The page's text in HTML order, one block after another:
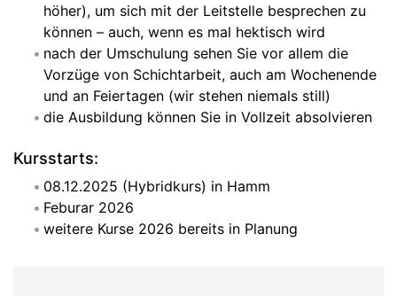
höher), um sich mit der Leitstelle besprechen zu
können – auch, wenn es mal hektisch wird
nach der Umschulung sehen Sie vor allem die
Vorzüge von Schichtarbeit, auch am Wochenende
und an Feiertagen (wir stehen niemals still)
die Ausbildung können Sie in Vollzeit absolvieren
Kursstarts:
08.12.2025 (Hybridkurs) in Hamm
Feburar 2026
weitere Kurse 2026 bereits in Planung